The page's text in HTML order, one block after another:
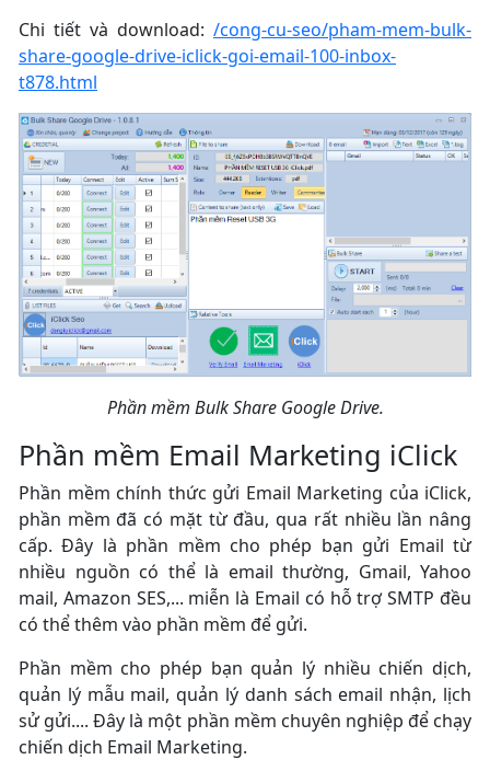
Chi tiết và download: /cong-cu-seo/pham-mem-bulk-
share-google-drive-iclick-goi-email-100-inbox-
t878.html
Phần mềm Bulk Share Google Drive.
Phần mềm Email Marketing iClick
Phần mềm chính thức gửi Email Marketing của iClick,
phần mềm đã có mặt từ đầu, qua rất nhiều lần nâng
cấp. Đây là phần mềm cho phép bạn gửi Email từ
nhiều nguồn có thể là email thường, Gmail, Yahoo
mail, Amazon SES,... miễn là Email có hỗ trợ SMTP đều
có thể thêm vào phần mềm để gửi.
Phần mềm cho phép bạn quản lý nhiều chiến dịch,
quản lý mẫu mail, quản lý danh sách email nhận, lịch
sử gửi.... Đây là một phần mềm chuyên nghiệp để chạy
chiến dịch Email Marketing.